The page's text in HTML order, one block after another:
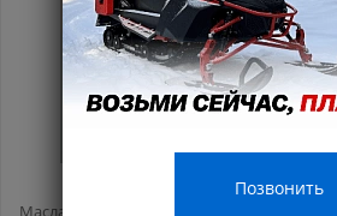
Масла и смазки
Позвонить